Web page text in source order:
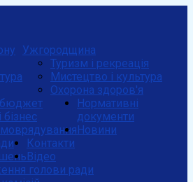
Ужгородщина
Туризм і рекреація
Мистецтво і культура
Охорона здоров'я
бюджет
бізнес
Нормативні
документи
голови ради
Новини
Контакти
Відео